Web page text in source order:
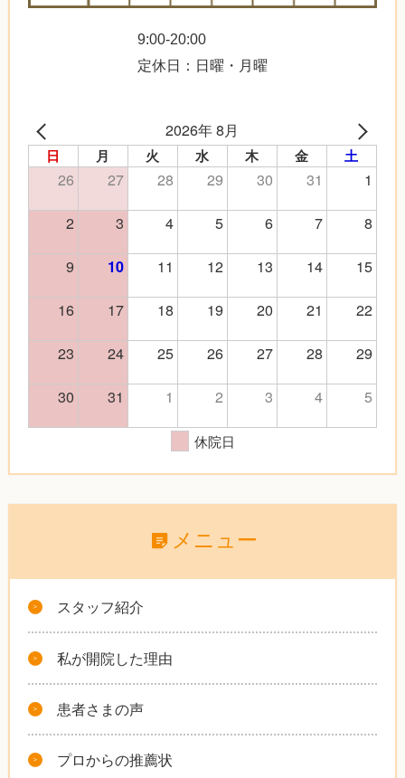
9:00-20:00
定休日：日曜・月曜
2026年 8月
日 月 火 水 木 金 土
26 27 28 29 30 31
1
2
3 4 5 6 7
8
9
10 11 12 13 14
15
16
17 18 19 20 21
22
23
24 25 26 27 28
29
30
31 1 2 3 4 5
休院日
メニュー
スタッフ紹介
私が開院した理由
患者さまの声
プロからの推薦状